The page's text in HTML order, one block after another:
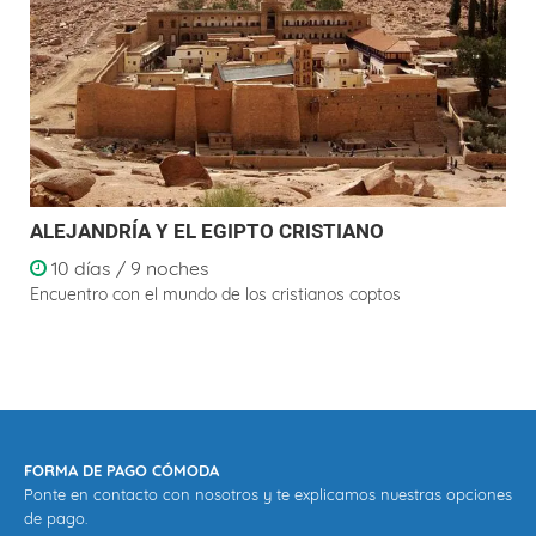
ALEJANDRÍA Y EL EGIPTO CRISTIANO
10 días / 9 noches
Encuentro con el mundo de los cristianos coptos
FORMA DE PAGO CÓMODA
Ponte en contacto con nosotros y te explicamos nuestras opciones
de pago.